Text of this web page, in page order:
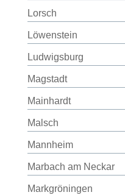
Lorsch
Löwenstein
Ludwigsburg
Magstadt
Mainhardt
Malsch
Mannheim
Marbach am Neckar
Markgröningen